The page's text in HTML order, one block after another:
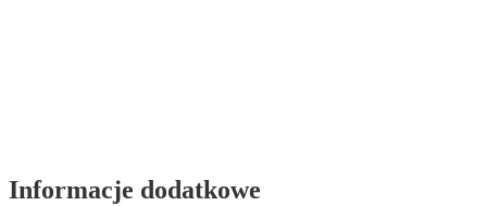
Informacje dodatkowe